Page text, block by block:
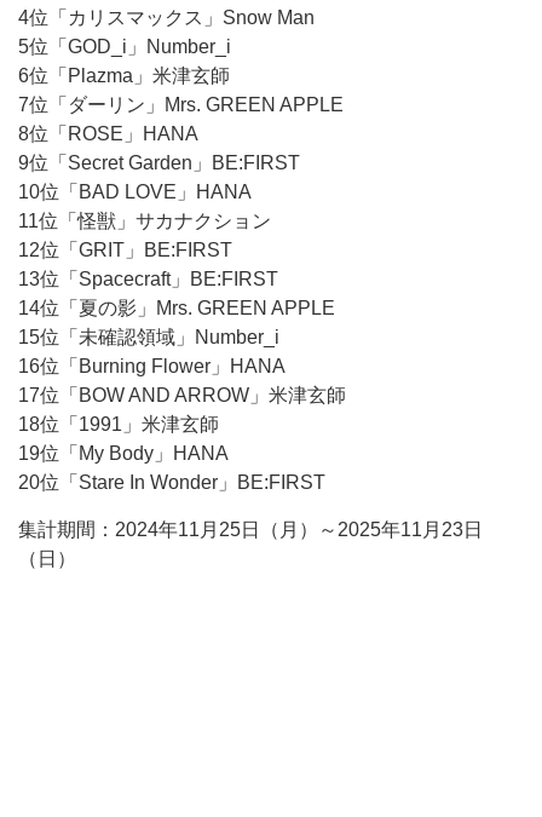
4位「カリスマックス」Snow Man
5位「GOD_i」Number_i
6位「Plazma」米津玄師
7位「ダーリン」Mrs. GREEN APPLE
8位「ROSE」HANA
9位「Secret Garden」BE:FIRST
10位「BAD LOVE」HANA
11位「怪獣」サカナクション
12位「GRIT」BE:FIRST
13位「Spacecraft」BE:FIRST
14位「夏の影」Mrs. GREEN APPLE
15位「未確認領域」Number_i
16位「Burning Flower」HANA
17位「BOW AND ARROW」米津玄師
18位「1991」米津玄師
19位「My Body」HANA
20位「Stare In Wonder」BE:FIRST
集計期間：2024年11月25日（月）～2025年11月23日
（日）